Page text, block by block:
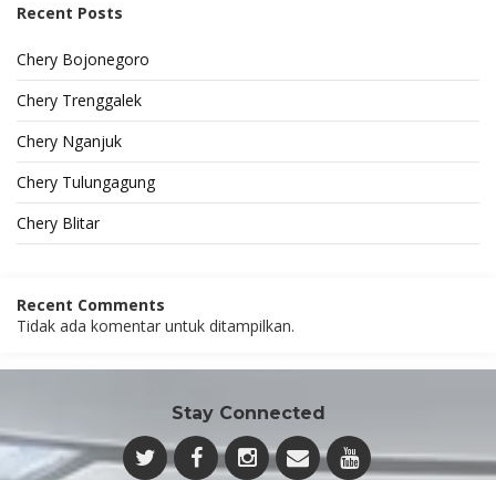
Recent Posts
Chery Bojonegoro
Chery Trenggalek
Chery Nganjuk
Chery Tulungagung
Chery Blitar
Recent Comments
Tidak ada komentar untuk ditampilkan.
Stay Connected